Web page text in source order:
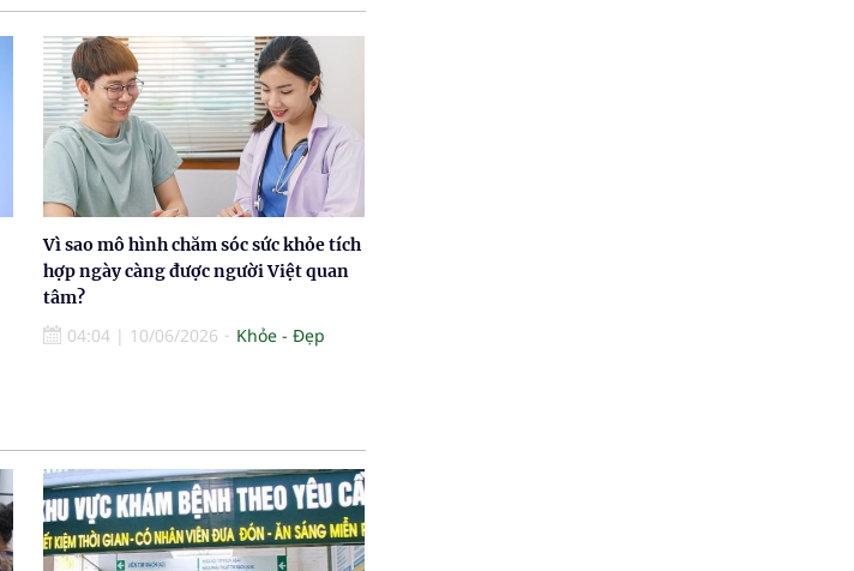
Vì sao mô hình chăm sóc sức khỏe tích
hợp ngày càng được người Việt quan
tâm?
04:04 | 10/06/2026 Khỏe - Đẹp